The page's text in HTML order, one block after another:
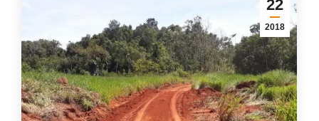
22
2018